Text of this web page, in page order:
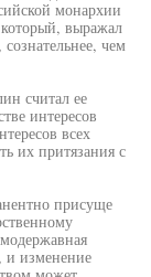
монархии
выражал
чем
считал ее
интересов
всех
их притязания с
присуще
и изменение